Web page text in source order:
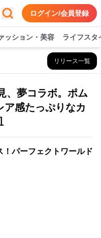
ログイン/会員登録
ッション・美容 ライフスタ
リリース一覧
夢コラボ。ポム
ア感たっぷりなカ
！パーフェクトワールド